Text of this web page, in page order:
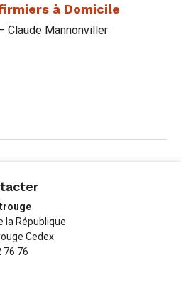
à Domicile
Claude Mannonviller
la République
Cedex
76 76